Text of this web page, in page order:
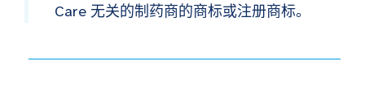
Care 无关的制药商的商标或注册商标。